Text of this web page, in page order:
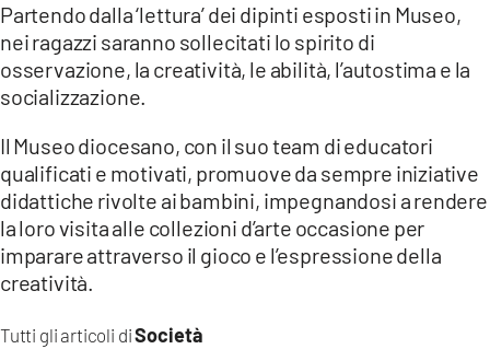
ILVIBONESE.IT
CATANZAROCHANNEL.IT
App
ANDROID
APPLE
Tutti gli articoli diSocietà
Partendo dalla ‘lettura’ dei dipinti esposti in Museo,
nei ragazzi saranno sollecitati lo spirito di
osservazione, la creatività, le abilità, l’autostima e la
socializzazione.
Il Museo diocesano, con il suo team di educatori
qualificati e motivati, promuove da sempre iniziative
didattiche rivolte ai bambini, impegnandosi a rendere
la loro visita alle collezioni d’arte occasione per
imparare attraverso il gioco e l’espressione della
creatività.